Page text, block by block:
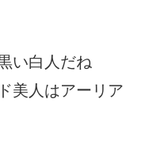
い白人だね
美人はアーリア